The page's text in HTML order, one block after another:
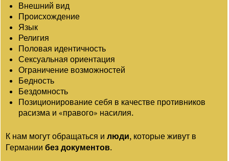
Внешний вид
Происхождение
Язык
Религия
Половая идентичность
Сексуальная ориентация
Ограничение возможностей
Бедность
Бездомность
Позиционирование себя в качестве противников
расизма и «правого» насилия.
К нам могут обращаться илюди, которые живут в
Германиибез документов.